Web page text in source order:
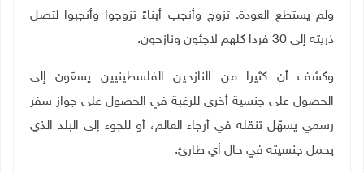
ولم يستطع العودة. تزوج وأنجب أبناءً تزوجوا وأنجبوا لتصل
ذريته إلى 30 فردا كلهم لاجئون ونازحون
.
وكشف أن كثيرا من النازحين الفلسطينيين يسعَون إلى
الحصول على جنسية أخرى للرغبة في الحصول على جواز سفر
رسمي يسهّل تنقله في أرجاء العالم، أو للجوء إلى البلد الذي
يحمل جنسيته في حال أي طارئ.